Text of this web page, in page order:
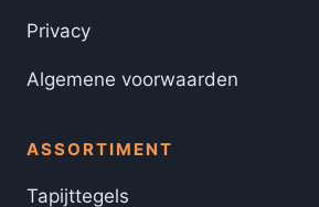
Privacy
Algemene voorwaarden
ASSORTIMENT
Tapijttegels